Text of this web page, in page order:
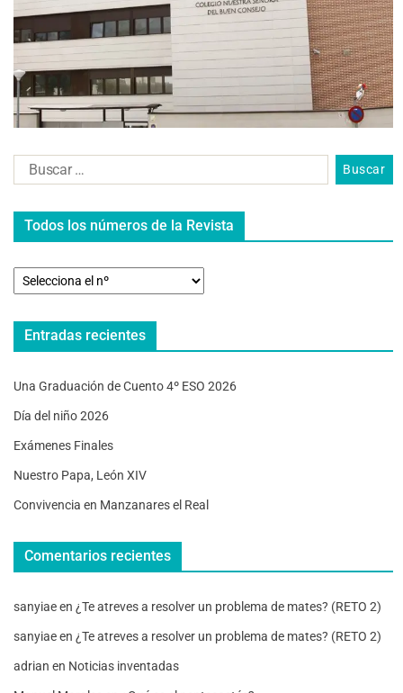
Todos los números de la Revista
Entradas recientes
Una Graduación de Cuento 4º ESO 2026
Día del niño 2026
Exámenes Finales
Nuestro Papa, León XIV
Convivencia en Manzanares el Real
Comentarios recientes
sanyiaeen ¿Te atreves a resolver un problema de mates? (RETO 2)
sanyiaeen ¿Te atreves a resolver un problema de mates? (RETO 2)
adrian en Noticias inventadas